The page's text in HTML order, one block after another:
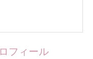
フィール